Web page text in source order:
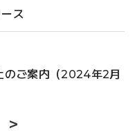
ス
のご案内（2024年2月
>